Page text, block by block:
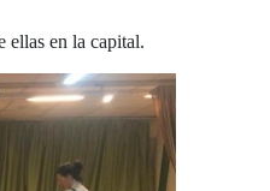
ellas en la capital.